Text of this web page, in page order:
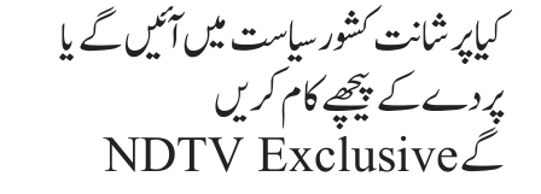
کیا پرشانت کشور سیاست میں آئیں گے یا
پردے کے پیچھے کام کریں
گے NDTV Exclusive